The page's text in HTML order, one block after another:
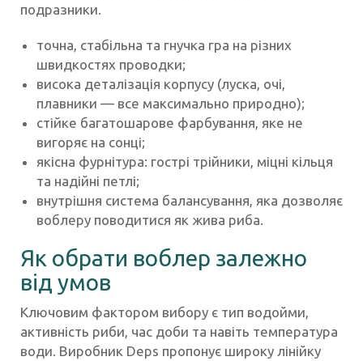
подразники.
точна, стабільна та гнучка гра на різних
швидкостях проводки;
висока деталізація корпусу (луска, очі,
плавники — все максимально природно);
стійке багатошарове фарбування, яке не
вигоряє на сонці;
якісна фурнітура: гострі трійники, міцні кільця
та надійні петлі;
внутрішня система балансування, яка дозволяє
воблеру поводитися як жива риба.
Як обрати воблер залежно
від умов
Ключовим фактором вибору є тип водойми,
активність риби, час доби та навіть температура
води. Виробник Deps пропонує широку лінійку